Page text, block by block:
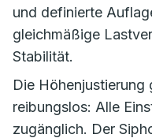
und definierte
gleichmäßige
Stabilität.
Die Höhenjustierung
reibungslos: Alle
zugänglich. Der